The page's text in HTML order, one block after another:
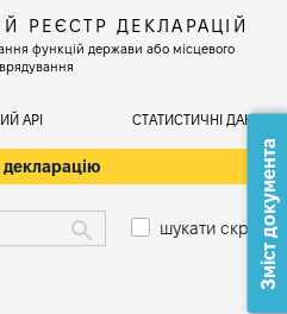
РЕЄСТР ДЕКЛАРАЦІЙ
функцій держави або місцевого
АРІ СТАТИСТИЧНІ ДАНІ
шукати скрізьЗміст документа